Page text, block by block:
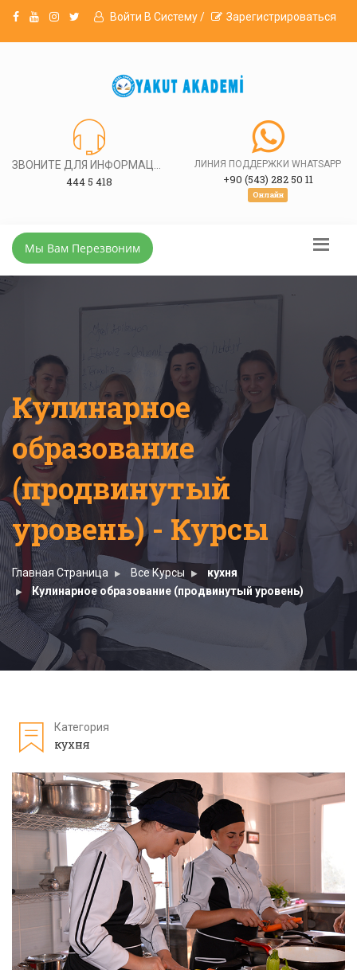
Войти В Систему / Зарегистрироваться
444 5 418
ЛИНИЯ ПОДДЕРЖКИ WHATSAPP
+90 (543) 282 50 11
Онлайн
Мы Вам Перезвоним
Кулинарное
образование
(продвинутый
уровень) - Курсы
Главная Страница Все Курсы
кухня
Кулинарное образование (продвинутый уровень)
Категория
кухня